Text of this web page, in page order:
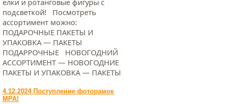
елки и ротанговые фигуры с
подсветкой! Посмотреть
ассортимент можно:
ПОДАРОЧНЫЕ ПАКЕТЫ И
УПАКОВКА — ПАКЕТЫ
ПОДАРРОЧНЫЕ НОВОГОДНИЙ
АССОРТИМЕНТ — НОВОГОДНИЕ
ПАКЕТЫ И УПАКОВКА — ПАКЕТЫ
4.12.2024 Поступление фоторамок
МРА!